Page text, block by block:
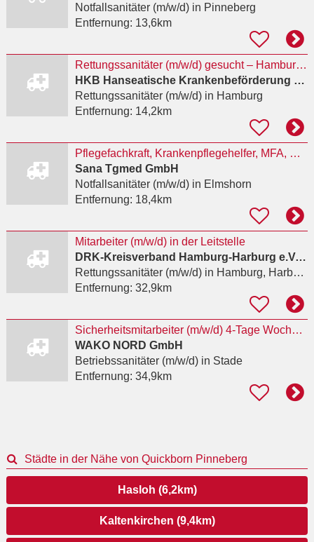
Notfallsanitäter (m/w/d)in Pinneberg
Entfernung: 13,6km
Rettungssanitäter (m/w/d) gesucht – Hamburg-Fuhlsbüttel
HKB Hanseatische Krankenbeförderung GmbH
Rettungssanitäter (m/w/d)in Hamburg
Entfernung: 14,2km
Pflegefachkraft, Krankenpflegehelfer, MFA, Notfallsanitäter (m/w/d) Notfallambulanz Pflege Elmshorn
Sana Tgmed GmbH
Notfallsanitäter (m/w/d)in Elmshorn
Entfernung: 18,4km
Mitarbeiter (m/w/d) in der Leitstelle
DRK-Kreisverband Hamburg-Harburg e.V. / Deutsches Rotes Kreuz Kreisverband Hamburg-Harburg e.V.
Rettungssanitäter (m/w/d)in Hamburg, Harburg
Entfernung: 32,9km
Sicherheitsmitarbeiter (m/w/d) 4-Tage Woche in Stade - idealerweise mit Ausbildung
WAKO NORD GmbH
Betriebssanitäter (m/w/d)in Stade
Entfernung: 34,9km
Städte in der Nähe von Quickborn Pinneberg
Hasloh (6,2km)
Kaltenkirchen (9,4km)